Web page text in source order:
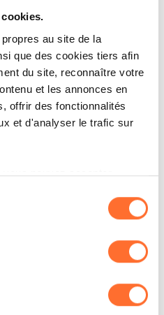
au site de la
que des cookies tiers afin
du site, reconnaître votre
et les annonces en
offrir des fonctionnalités
et d'analyser le trafic sur
pouvez accepter,
nécessaires au
description des différents
l’onglet « Détails » ci-
sur le site et certaines
de vidéos, partage sur les
lancé une analyse
carbone des matériaux
objectif l’obtention
Footprint New
à la compensation
résiduelles afin
croissants du site,
aérien de trois
dont 36 équipées de
véhicules électriques,
de l’actuel